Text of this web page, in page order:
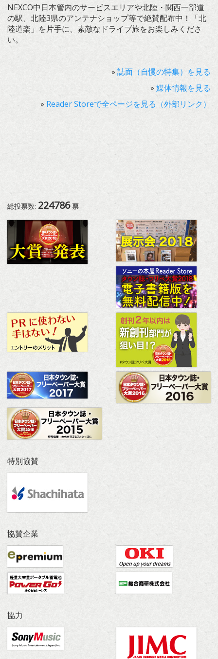
NEXCO中日本管内のサービスエリアや北陸・関西一部道
の駅、北陸3県のアンテナショップ等で絶賛配布中！「北
陸道楽」を片手に、素敵なドライブ旅をお楽しみくださ
い。
» 誌面（自慢の特集）を見る
» 媒体情報を見る
» Reader Storeで全ページを見る（外部リンク）
総投票数: 224786票
特別協賛
協賛企業
協力